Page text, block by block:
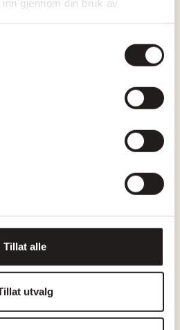
gjennom din bruk av
Tillat alle
utvalg